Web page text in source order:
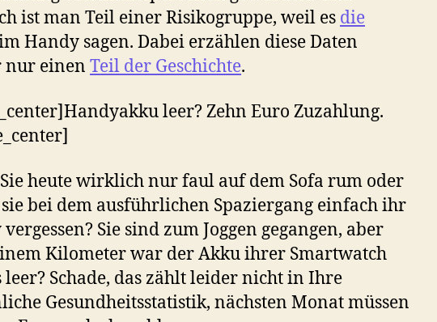
ist man Teil einer Risikogruppe, weil es die
Handy sagen. Dabei erzählen diese Daten
nur einen Teil der Geschichte.
leer? Zehn Euro Zuzahlung.
heute wirklich nur faul auf dem Sofa rum oder
bei dem ausführlichen Spaziergang einfach ihr
Sie sind zum Joggen gegangen, aber
Kilometer war der Akku ihrer Smartwatch
leer? Schade, das zählt leider nicht in Ihre
Gesundheitsstatistik, nächsten Monat müssen